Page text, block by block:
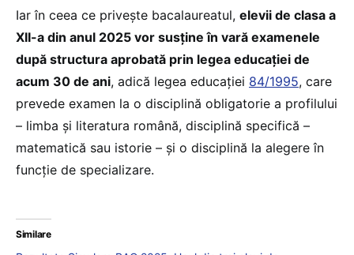
Iar în ceea ce privește bacalaureatul, elevii de clasa a
XII-a din anul 2025 vor susține în vară examenele
după structura aprobată prin legea educației de
acum 30 de ani, adică legea educației 84/1995, care
prevede examen la o disciplină obligatorie a profilului
– limba și literatura română, disciplină specifică –
matematică sau istorie – și o disciplină la alegere în
funcție de specializare.
Similare